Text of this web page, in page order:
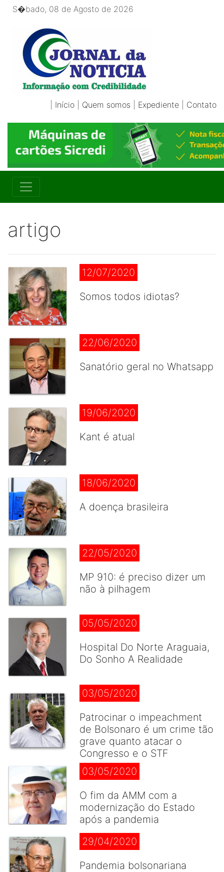
S�bado, 08 de Agosto de 2026
Início Quem somos Expediente Contato
artigo
12/07/2020
Somos todos idiotas?
22/06/2020
Sanatório geral no Whatsapp
19/06/2020
Kant é atual
18/06/2020
A doença brasileira
22/05/2020
MP 910: é preciso dizer um
não à pilhagem
05/05/2020
Hospital Do Norte Araguaia,
Do Sonho A Realidade
03/05/2020
Patrocinar o impeachment
de Bolsonaro é um crime tão
grave quanto atacar o
Congresso e o STF
03/05/2020
O fim da AMM com a
modernização do Estado
após a pandemia
29/04/2020
Pandemia bolsonariana